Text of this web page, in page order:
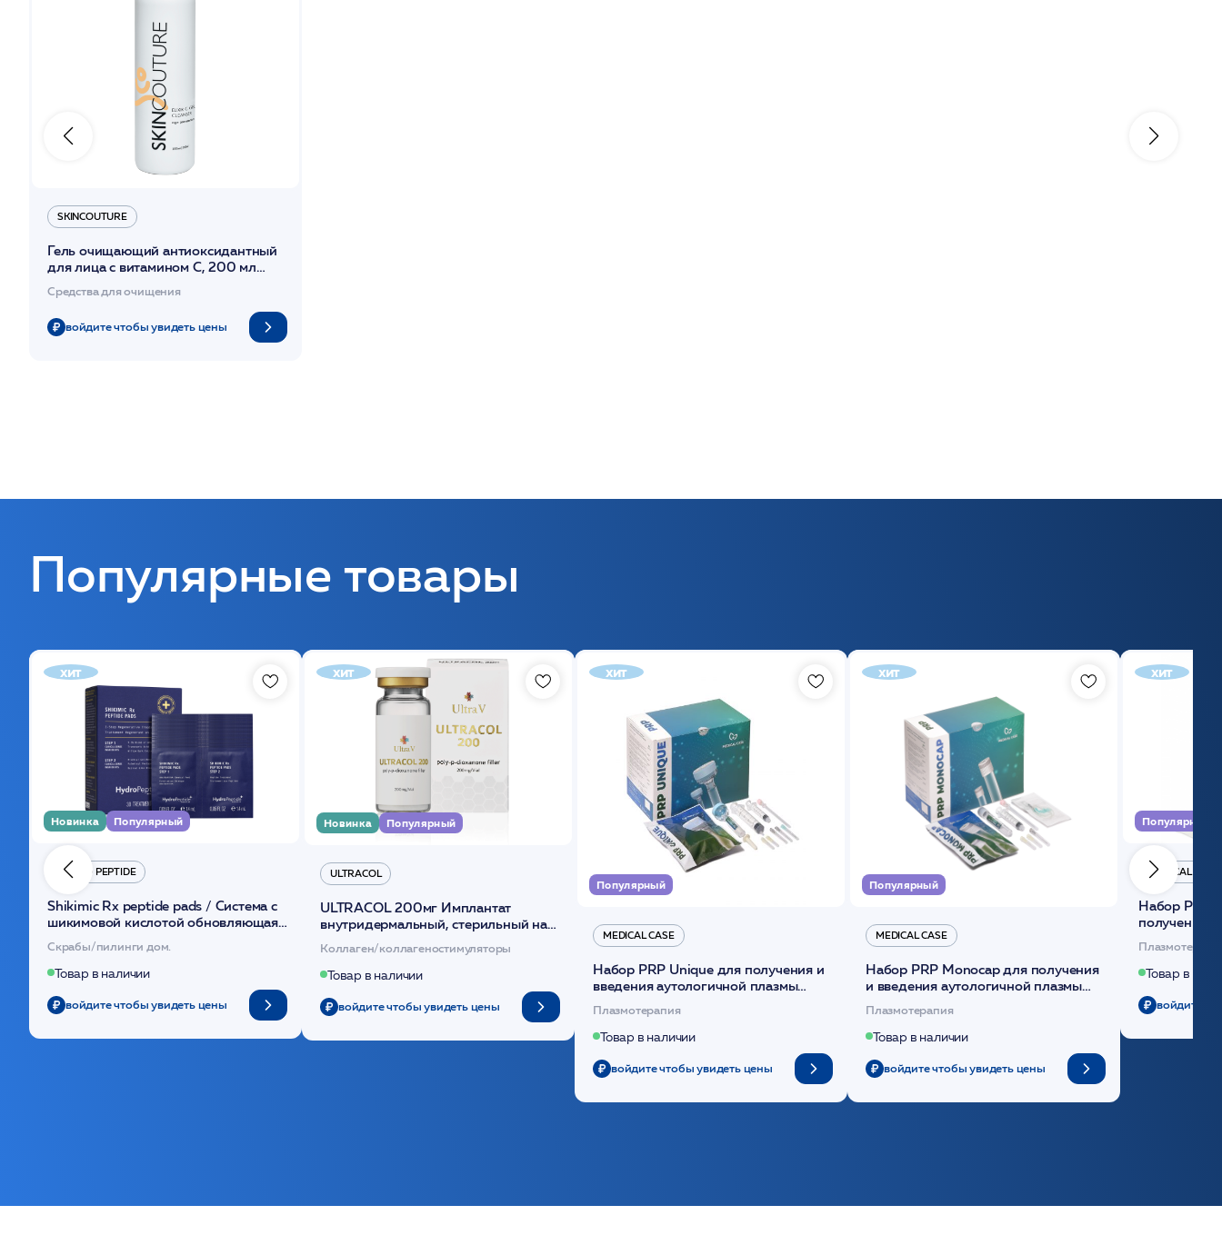
SKINCOUTURE
Гель очищающий антиоксидантный
для лица с витамином С, 200 мл
/SKINCOUTURE*
Средства для очищения
войдите чтобы увидеть цены
Популярные товары
хит
Новинка Популярный
HYDRO PEPTIDE
Shikimic Rx peptide pads / Cистема с
шикимовой кислотой обновляющая
(30шт) /HP
Скрабы/пилинги дом.
Товар в наличии
войдите чтобы увидеть цены
хит
Новинка Популярный
ULTRACOL
ULTRACOL 200мг Имплантат
внутридермальный, стерильный на
основе полидиоксанона /ULTRACOL
Коллаген/коллагеностимуляторы
Товар в наличии
войдите чтобы увидеть цены
хит
Популярный
MEDICAL CASE
Набор PRP Unique для получения и
введения аутологичной плазмы
Плазмотерапия
Товар в наличии
войдите чтобы увидеть цены
хит
Популярный
MEDICAL CASE
Набор PRP Monocap для получения
и введения аутологичной плазмы
Плазмотерапия
Товар в наличии
войдите чтобы увидеть цены
хит
Популярный
MEDICAL CASE
Набор Plasmoactive Стандарт для
получения
Товар в
войдите